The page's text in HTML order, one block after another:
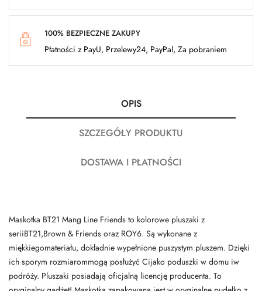
100% BEZPIECZNE ZAKUPY
Płatności z PayU, Przelewy24, PayPal, Za pobraniem
OPIS
SZCZEGÓŁY PRODUKTU
DOSTAWA I PŁATNOŚCI
Maskotka BT21 Mang Line Friends to kolorowe pluszaki z
seriiBT21,Brown & Friends oraz ROY6. Są wykonane z
miękkiegomateriału, dokładnie wypełnione puszystym pluszem. Dzięki
ich sporym rozmiarommogą posłużyć Cijako poduszki w domu iw
podróży. Pluszaki posiadają oficjalną licencję producenta. To